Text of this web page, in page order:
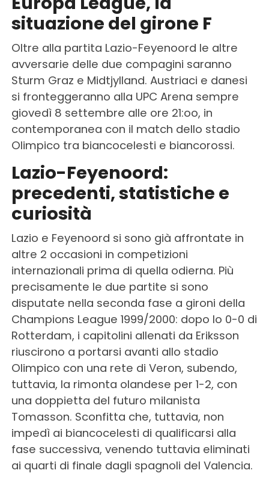
situazione del girone F
Oltre alla partita Lazio-Feyenoord le altre
avversarie delle due compagini saranno
Sturm Graz e Midtjylland. Austriaci e danesi
si fronteggeranno alla UPC Arena sempre
giovedì 8 settembre alle ore 21:oo, in
contemporanea con il match dello stadio
Olimpico tra biancocelesti e biancorossi.
Lazio-Feyenoord:
precedenti, statistiche e
curiosità
Lazio e Feyenoord si sono già affrontate in
altre 2 occasioni in competizioni
internazionali prima di quella odierna. Più
precisamente le due partite si sono
disputate nella seconda fase a gironi della
Champions League 1999/2000: dopo lo 0-0 di
Rotterdam, i capitolini allenati da Eriksson
riuscirono a portarsi avanti allo stadio
Olimpico con una rete di Veron, subendo,
tuttavia, la rimonta olandese per 1-2, con
una doppietta del futuro milanista
Tomasson. Sconfitta che, tuttavia, non
impedì ai biancocelesti di qualificarsi alla
fase successiva, venendo tuttavia eliminati
ai quarti di finale dagli spagnoli del Valencia.